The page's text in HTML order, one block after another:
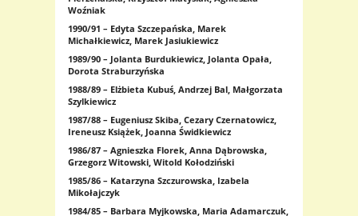
Woźniak
1990/91 – Edyta Szczepańska, Marek
Michałkiewicz, Marek Jasiukiewicz
1989/90 – Jolanta Burdukiewicz, Jolanta Opała,
Dorota Straburzyńska
1988/89 – Elżbieta Kubuś, Andrzej Bal, Małgorzata
Szylkiewicz
1987/88 – Eugeniusz Skiba, Cezary Czernatowicz,
Ireneusz Książek, Joanna Świdkiewicz
1986/87 – Agnieszka Florek, Anna Dąbrowska,
Grzegorz Witowski, Witold Kołodziński
1985/86 – Katarzyna Szczurowska, Izabela
Mikołajczyk
1984/85 – Barbara Myjkowska, Maria Adamarczuk,